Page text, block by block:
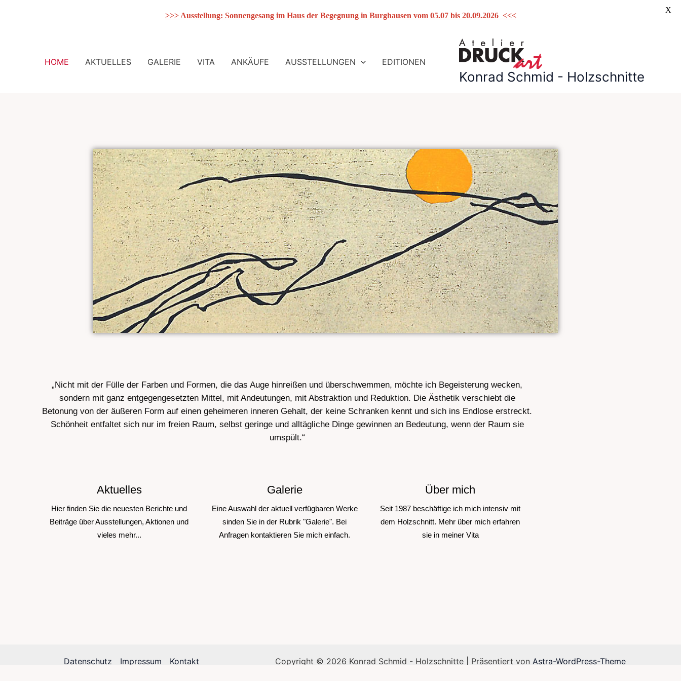
HOME AKTUELLES GALERIE VITA ANKÄUFE AUSSTELLUNGEN EDITIONEN
Konrad Schmid - Holzschnitte
„Nicht mit der Fülle der Farben und Formen, die das Auge hinreißen und überschwemmen, möchte ich Begeisterung wecken,
sondern mit ganz entgegengesetzten Mittel, mit Andeutungen, mit Abstraktion und Reduktion. Die Ästhetik verschiebt die
Betonung von der äußeren Form auf einen geheimeren inneren Gehalt, der keine Schranken kennt und sich ins Endlose erstreckt.
Schönheit entfaltet sich nur im freien Raum, selbst geringe und alltägliche Dinge gewinnen an Bedeutung, wenn der Raum sie
umspült.“
Aktuelles
Hier finden Sie die neuesten Berichte und
Beiträge über Ausstellungen, Aktionen und
vieles mehr...
Galerie
Eine Auswahl der aktuell verfügbaren Werke
sinden Sie in der Rubrik "Galerie". Bei
Anfragen kontaktieren Sie mich einfach.
Über mich
Seit 1987 beschäftige ich mich intensiv mit
dem Holzschnitt. Mehr über mich erfahren
sie in meiner Vita
Datenschutz Impressum
Kontakt
Copyright © 2026 Konrad Schmid - Holzschnitte | Präsentiert von Astra-WordPress-Theme
>>> Ausstellung: Sonnengesang im Haus der Begegnung in Burghausen vom 05.07 bis 20.09.2026 <<<
X